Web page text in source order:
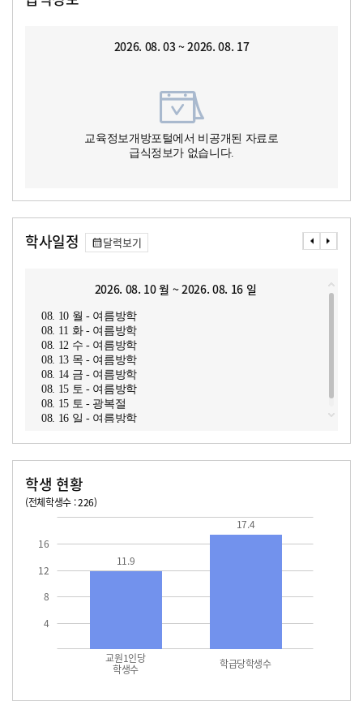
2026. 08. 03 ~ 2026. 08. 17
교육정보개방포털에서 비공개된 자료로
급식정보가 없습니다.
학사일정 달력보기
2026. 08. 10 월 ~ 2026. 08. 16 일
08. 10 월 - 여름방학
08. 11 화 - 여름방학
08. 12 수 - 여름방학
08. 13 목 - 여름방학
08. 14 금 - 여름방학
08. 15 토 - 여름방학
08. 15 토 - 광복절
08. 16 일 - 여름방학
학생 현황
(전체학생수 : 226)
4
8
12
16
교원1인당
학생수 학급당학생수
11.9
17.4